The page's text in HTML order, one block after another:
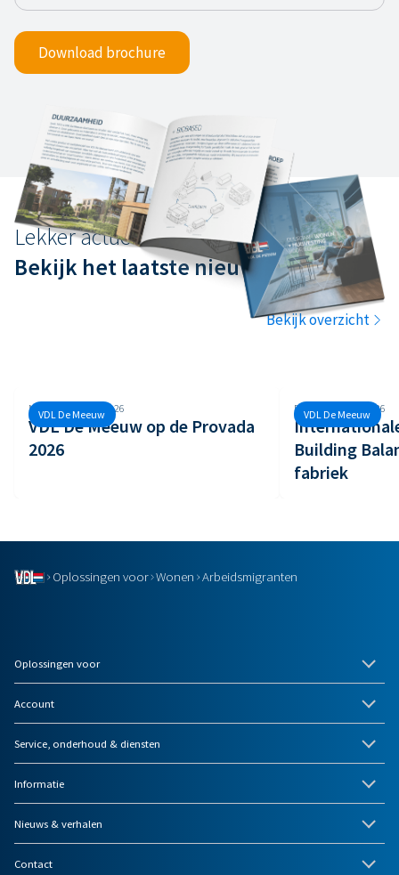
Download brochure
Lekker actueel
Bekijk het laatste nieuws
Bekijk overzicht
VDL De Meeuw
Maandag, 8 juni, 2026
VDL De Meeuw op de Provada
2026
VDL De Meeuw
Dinsdag, 7 april, 2026
Building
fabriek
Oplossingen voor Wonen Arbeidsmigranten
Oplossingen voor
Account
Service, onderhoud & diensten
Informatie
Nieuws & verhalen
Contact